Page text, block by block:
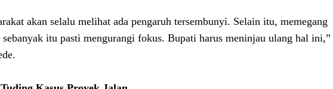
akan selalu melihat ada pengaruh tersembunyi. Selain itu, memegang
sebanyak itu pasti mengurangi fokus. Bupati harus meninjau ulang hal ini,”